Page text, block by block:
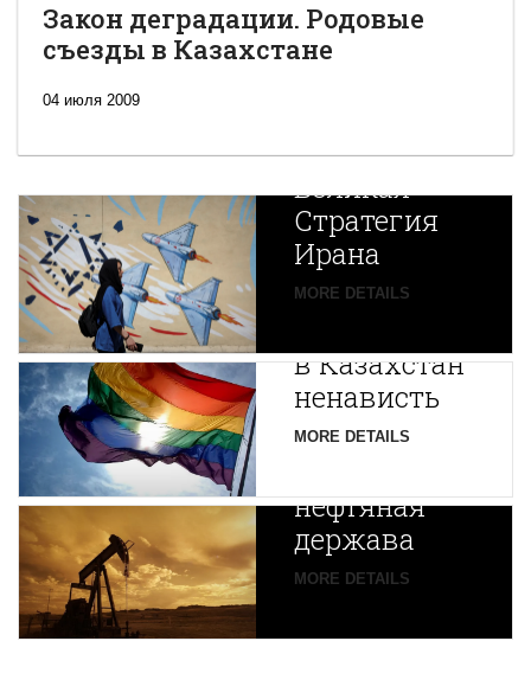
Закон деградации. Родовые
съезды в Казахстане
04 июля 2009
Новая
Великая
Стратегия
Ирана
MORE DETAILS
Путин
в Казахстан
ненависть
MORE DETAILS
Центральной
Азии
зарождается
нефтяная
держава
MORE DETAILS